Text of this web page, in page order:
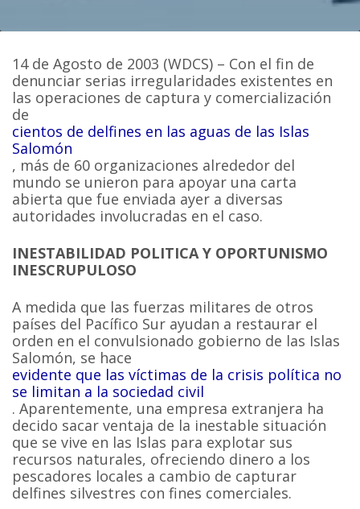
14 de Agosto de 2003 (WDCS) – Con el fin de
denunciar serias irregularidades existentes en
las operaciones de captura y comercialización
de
cientos de delfines en las aguas de las Islas
Salomón
, más de 60 organizaciones alrededor del
mundo se unieron para apoyar una carta
abierta que fue enviada ayer a diversas
autoridades involucradas en el caso.
INESTABILIDAD POLITICA Y OPORTUNISMO
INESCRUPULOSO
A medida que las fuerzas militares de otros
países del Pacífico Sur ayudan a restaurar el
orden en el convulsionado gobierno de las Islas
Salomón, se hace
evidente que las víctimas de la crisis política no
se limitan a la sociedad civil
. Aparentemente, una empresa extranjera ha
decido sacar ventaja de la inestable situación
que se vive en las Islas para explotar sus
recursos naturales, ofreciendo dinero a los
pescadores locales a cambio de capturar
delfines silvestres con fines comerciales.